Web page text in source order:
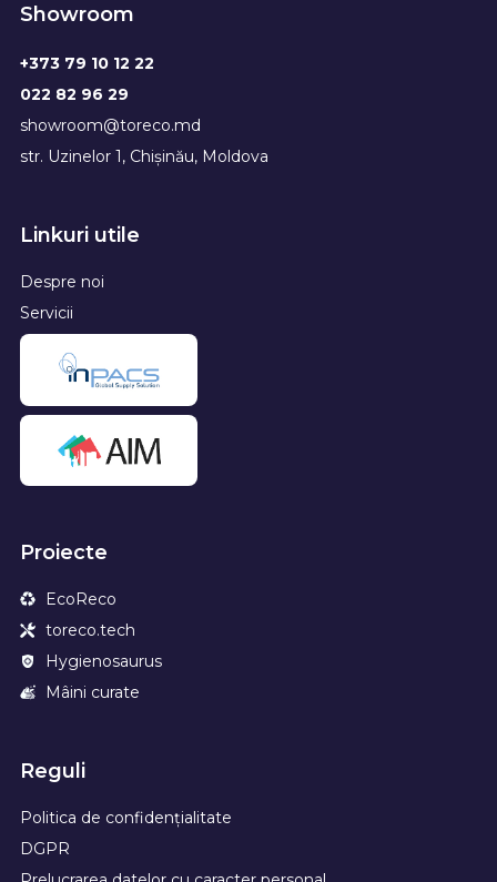
Showroom
+373 79 10 12 22
022 82 96 29
showroom@toreco.md
str. Uzinelor 1, Chișinău, Moldova
Linkuri utile
Despre noi
Servicii
Proiecte
EcoReco
toreco.tech
Hygienosaurus
Mâini curate
Reguli
Politica de confidențialitate
DGPR